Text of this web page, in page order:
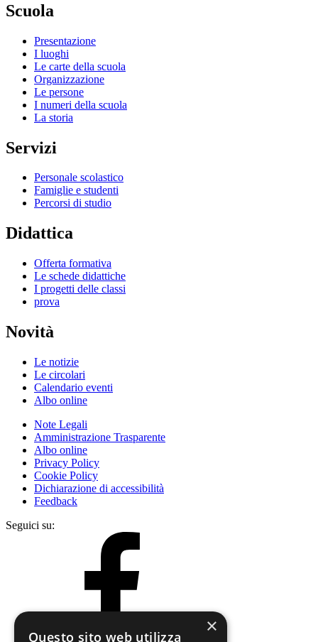
Scuola
Presentazione
I luoghi
Le carte della scuola
Organizzazione
Le persone
I numeri della scuola
La storia
Servizi
Personale scolastico
Famiglie e studenti
Percorsi di studio
Didattica
Offerta formativa
Le schede didattiche
I progetti delle classi
prova
Novità
Le notizie
Le circolari
Calendario eventi
Albo online
Note Legali
Amministrazione Trasparente
Albo online
Privacy Policy
Cookie Policy
Dichiarazione di accessibilità
Feedback
Seguici su:
×
Questo sito web utilizza